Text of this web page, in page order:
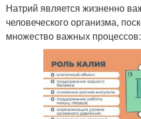
Натрий является жизненно
человеческого организма,
множество важных процессов: